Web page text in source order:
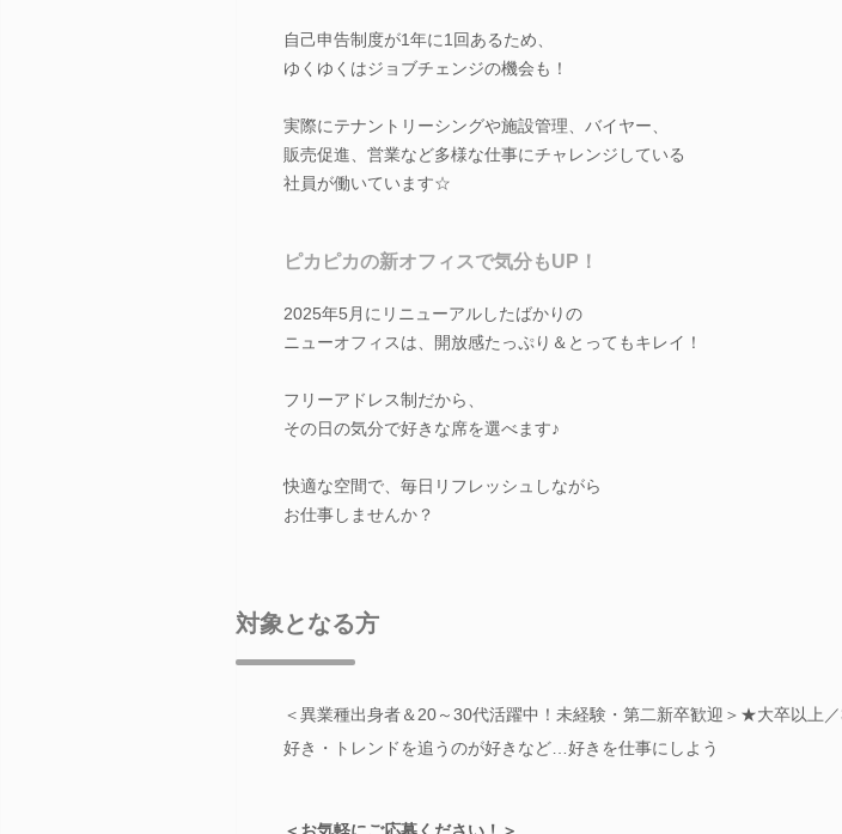
自己申告制度が1年に1回あるため、
ゆくゆくはジョブチェンジの機会も！
実際にテナントリーシングや施設管理、バイヤー、
販売促進、営業など多様な仕事にチャレンジしている
社員が働いています☆
ピカピカの新オフィスで気分もUP！
2025年5月にリニューアルしたばかりの
ニューオフィスは、開放感たっぷり＆とってもキレイ！
フリーアドレス制だから、
その日の気分で好きな席を選べます♪
快適な空間で、毎日リフレッシュしながら
お仕事しませんか？
対象となる方
＜異業種出身者＆20～30代活躍中！未経験・第二新卒歓迎＞★大卒以
好き・トレンドを追うのが好きなど…好きを仕事にしよう
＜お気軽にご応募ください！＞